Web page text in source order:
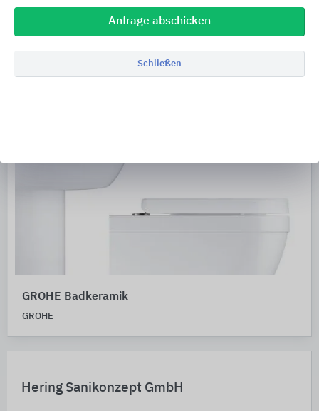
Hering Sanikonzept GmbH
GROHE Badkeramik
GROHE
Anfrage abschicken
Schließen